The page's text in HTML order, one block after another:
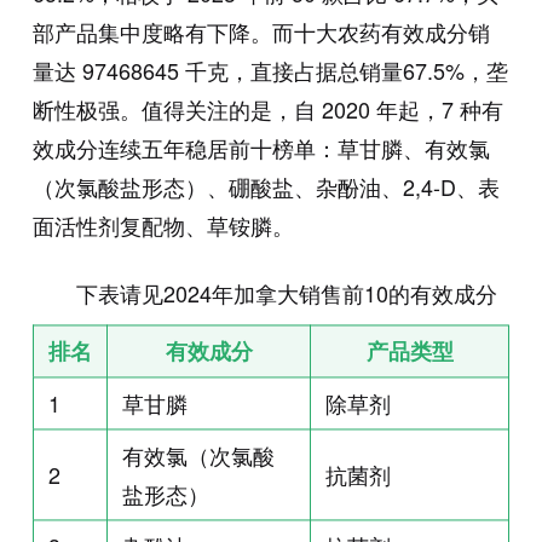
部产品集中度略有下降。而十大农药有效成分销
量达 97468645 千克，直接占据总销量67.5%，垄
断性极强。值得关注的是，自 2020 年起，7 种有
效成分连续五年稳居前十榜单：草甘膦、有效氯
（次氯酸盐形态）、硼酸盐、杂酚油、2,4-D、表
面活性剂复配物、草铵膦。
下表请见2024年加拿大销售前10的有效成分
排名
有效成分
产品类型
1
草甘膦 除草剂
2
有效氯（次氯酸
盐形态）
抗菌剂